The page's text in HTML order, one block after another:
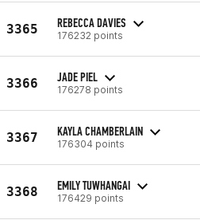
3365 REBECCA DAVIES
176232 points
3366 JADE PIEL
176278 points
3367 KAYLA CHAMBERLAIN
176304 points
3368 EMILY TUWHANGAI
176429 points